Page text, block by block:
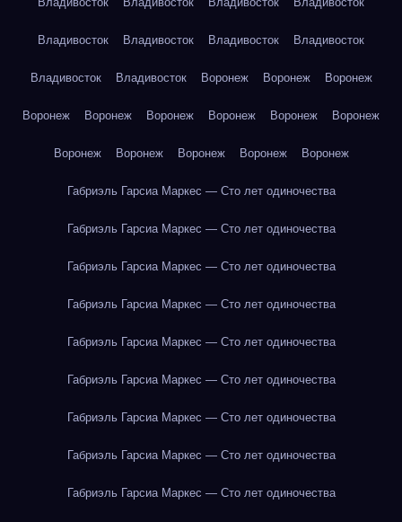
Владивосток Владивосток Владивосток Владивосток
Владивосток Владивосток Воронеж Воронеж Воронеж
Воронеж Воронеж Воронеж Воронеж Воронеж Воронеж
Воронеж Воронеж Воронеж Воронеж Воронеж
Габриэль Гарсиа Маркес — Сто лет одиночества
Габриэль Гарсиа Маркес — Сто лет одиночества
Габриэль Гарсиа Маркес — Сто лет одиночества
Габриэль Гарсиа Маркес — Сто лет одиночества
Габриэль Гарсиа Маркес — Сто лет одиночества
Габриэль Гарсиа Маркес — Сто лет одиночества
Габриэль Гарсиа Маркес — Сто лет одиночества
Габриэль Гарсиа Маркес — Сто лет одиночества
Габриэль Гарсиа Маркес — Сто лет одиночества